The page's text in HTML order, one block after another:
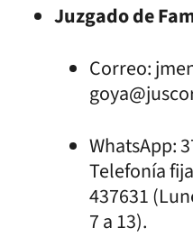
Juzgado de
Correo:
WhatsApp:
Telefonía
437631
7 a 13).